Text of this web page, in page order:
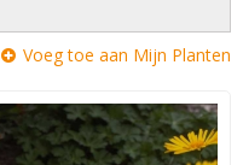
Voeg toe aan Mijn Planten